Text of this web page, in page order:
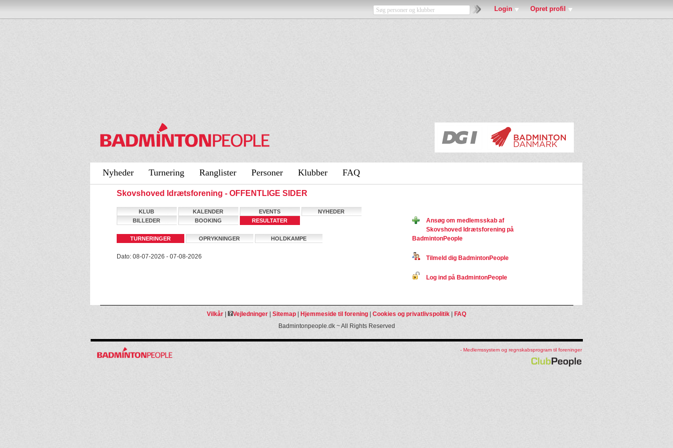
Login Opret profil
Nyheder Turnering Ranglister Personer Klubber FAQ
Skovshoved Idrætsforening - OFFENTLIGE SIDER
KLUB KALENDER EVENTS
NYHEDER
BILLEDER
BOOKING RESULTATER
TURNERINGER OPRYKNINGER HOLDKAMPE
Dato: 08-07-2026 - 07-08-2026
Ansøg om medlemsskab af
Skovshoved Idrætsforening på
BadmintonPeople
Tilmeld dig BadmintonPeople
Log ind på BadmintonPeople
Vilkår Vejledninger Sitemap Hjemmeside til forening Cookies og privatlivspolitik
FAQ
Badmintonpeople.dk ~ All Rights Reserved
- Medlemssystem og regnskabsprogram til foreninger